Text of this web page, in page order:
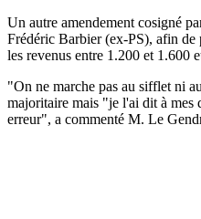
Un autre amendement cosigné
Frédéric Barbier (ex-PS), afin
les revenus entre 1.200 et 1.600
"On ne marche pas au sifflet ni
majoritaire mais "je l'ai dit à mes
erreur", a commenté M. Le